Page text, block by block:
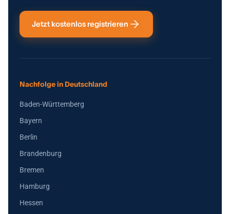
Jetzt kostenlos registrieren
Nachfolge in Deutschland
Baden-Württemberg
Bayern
Berlin
Brandenburg
Bremen
Hamburg
Hessen